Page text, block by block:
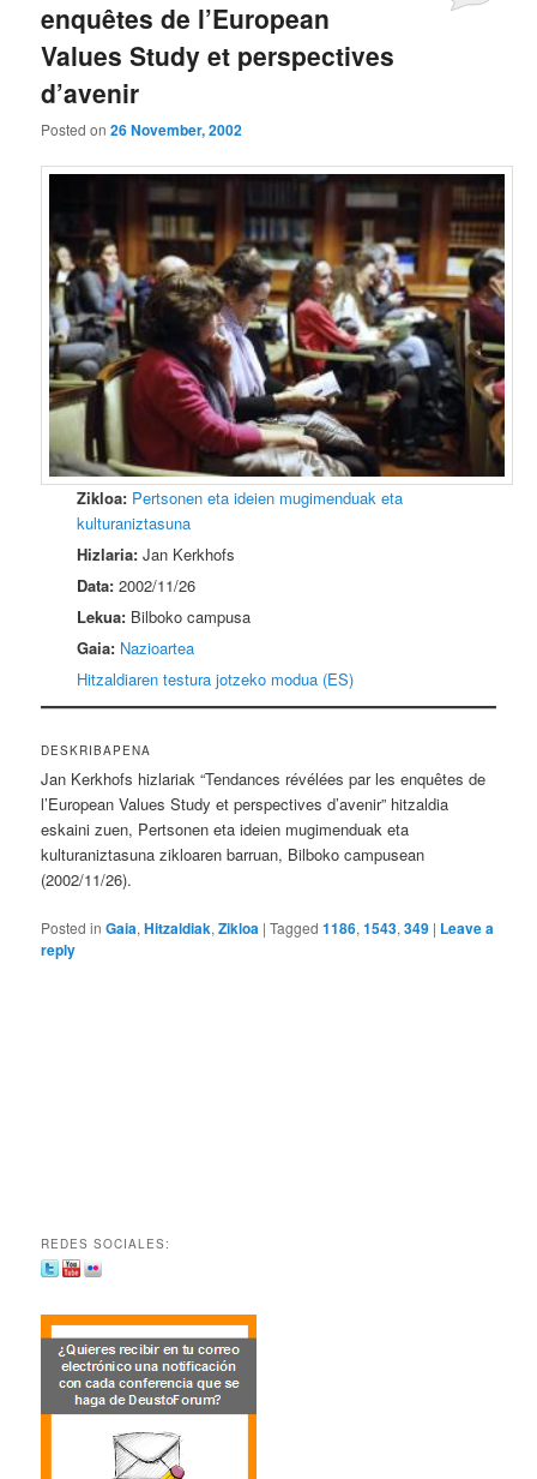
enquêtes de l’European
Values Study et perspectives
d’avenir
Posted on26 November, 2002
Zikloa: Pertsonen eta ideien mugimenduak eta
kulturaniztasuna
Hizlaria: Jan Kerkhofs
Data: 2002/11/26
Lekua: Bilboko campusa
Gaia: Nazioartea
Hitzaldiaren testura jotzeko modua (ES)
DESKRIBAPENA
Jan Kerkhofs hizlariak “Tendances révélées par les enquêtes de
l’European Values Study et perspectives d’avenir” hitzaldia
eskaini zuen, Pertsonen eta ideien mugimenduak eta
kulturaniztasuna zikloaren barruan, Bilboko campusean
(2002/11/26).
Posted in Gaia,Hitzaldiak,Zikloa |Tagged 1186,1543,349 | Leave a
reply
REDES SOCIALES: